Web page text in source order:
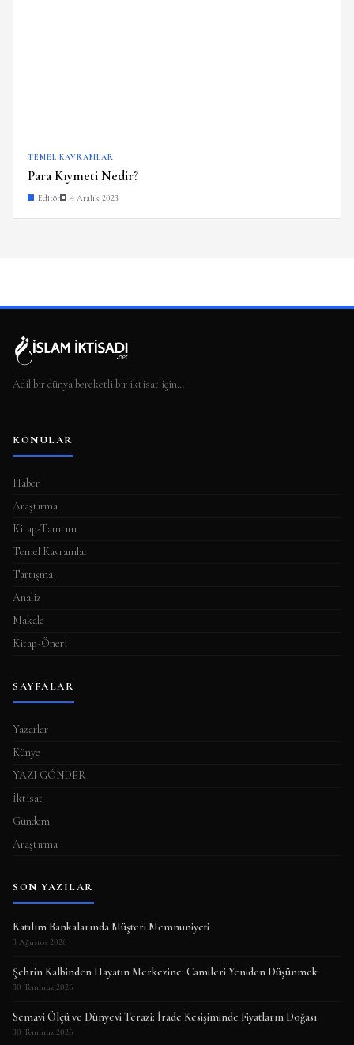
TEMEL KAVRAMLAR
Para Kıymeti Nedir?
Editör 4 Aralık 2023
Adil bir dünya bereketli bir iktisat için…
KONULAR
Haber
Araştırma
Kitap-Tanıtım
Temel Kavramlar
Tartışma
Analiz
Makale
Kitap-Öneri
SAYFALAR
Yazarlar
Künye
YAZI GÖNDER
İktisat
Gündem
Araştırma
SON YAZILAR
Katılım Bankalarında Müşteri Memnuniyeti
3 Ağustos 2026
Şehrin Kalbinden Hayatın Merkezine: Camileri Yeniden Düşünmek
30 Temmuz 2026
Semavi Ölçü ve Dünyevi Terazi: İrade Kesişiminde Fiyatların Doğası
30 Temmuz 2026